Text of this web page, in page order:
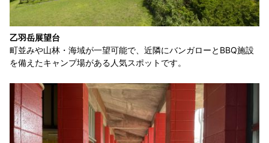
乙羽岳展望台
町並みや山林・海域が一望可能で、近隣にバンガローとBBQ施設
を備えたキャンプ場がある人気スポットです。